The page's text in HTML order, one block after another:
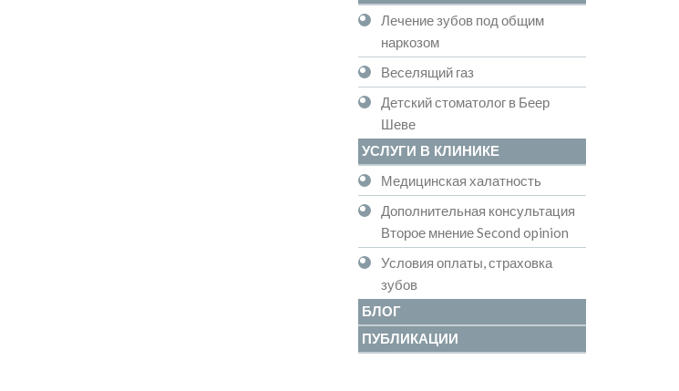
Лечение зубов под общим
наркозом
Веселящий газ
Детский стоматолог в Беер
Шеве
УСЛУГИ В КЛИНИКЕ
Медицинская халатность
Дополнительная консультация
Второе мнение Second opinion
Условия оплаты, страховка
зубов
БЛОГ
ПУБЛИКАЦИИ